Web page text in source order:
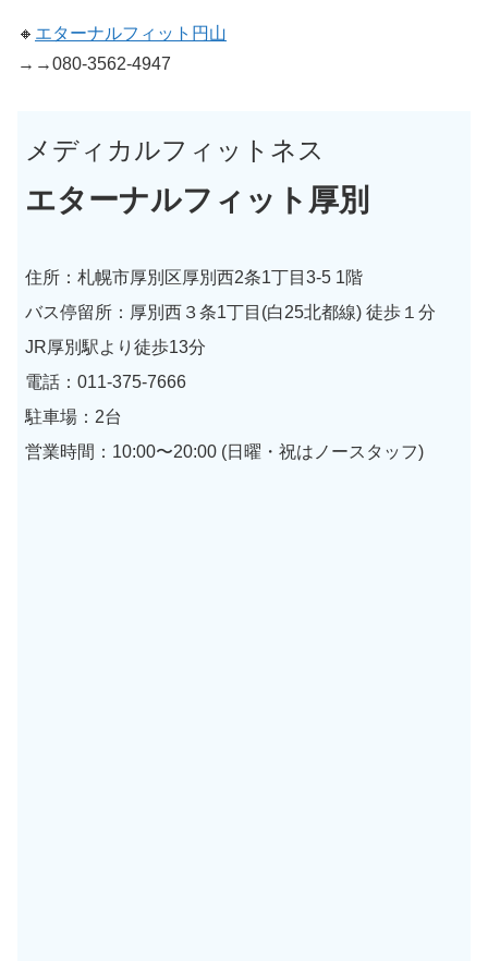
🔸 エターナルフィット円山
→→080-3562-4947
メディカルフィットネス
エターナルフィット厚別
住所：札幌市厚別区厚別西2条1丁目3-5 1階
バス停留所：厚別西３条1丁目(白25北都線) 徒歩１分
JR厚別駅より徒歩13分
電話：011-375-7666
駐車場：2台
営業時間：10:00〜20:00 (日曜・祝はノースタッフ)